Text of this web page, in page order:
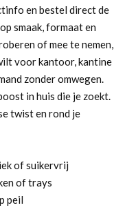
en bestel direct de
smaak, formaat en
of mee te nemen,
voor kantoor, kantine
zonder omwegen.
in huis die je zoekt.
twist en rond je
of suikervrij
of trays
peil